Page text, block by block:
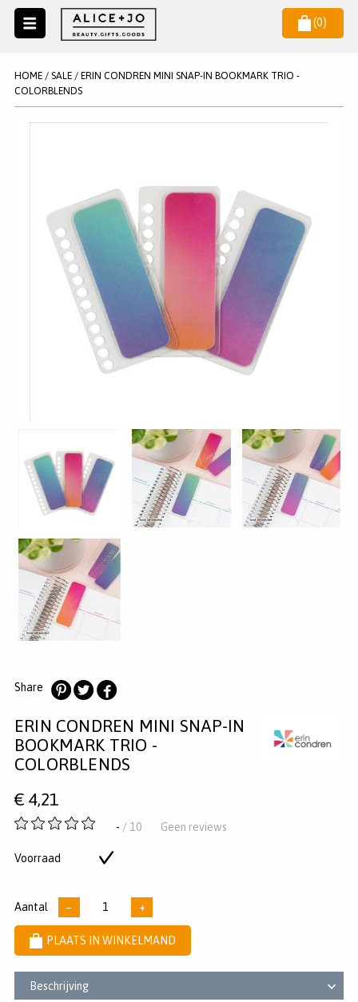
(0)
SALE
LEGPUZZELS
MAKE UP ACCESSOIRES
HELP
KLANTENSERVICE
HOME/ SALE/ ERIN CONDREN MINI SNAP-IN BOOKMARK TRIO -
COLORBLENDS
Share
op
Pinterest
op
Twitter
op
Facebook
ERIN CONDREN MINI SNAP-IN
BOOKMARK TRIO -
COLORBLENDS
€ 4,21
-
5
- / 10 Geen reviews
Voorraad
Aantal − +
PLAATS IN WINKELMAND
Beschrijving
NIEUWSBRIEF
Wil je als eerste op de hoogste zijn van het laatste nieuws en
AANMELDEN